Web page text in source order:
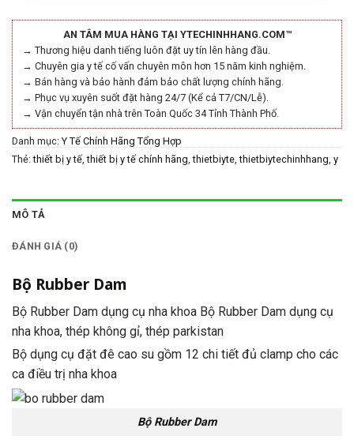
AN TÂM MUA HÀNG TẠI YTECHINHHANG.COM™
→ Thương hiệu danh tiếng luôn đặt uy tín lên hàng đầu.
→ Chuyên gia y tế cố vấn chuyên môn hơn 15 năm kinh nghiệm.
→ Bán hàng và bảo hành đảm bảo chất lượng chính hãng.
→ Phục vụ xuyên suốt đặt hàng 24/7 (Kể cả T7/CN/Lễ).
→ Vận chuyển tận nhà trên Toàn Quốc 34 Tỉnh Thành Phố.
Danh mục: Y Tế Chính Hãng Tổng Hợp
Thẻ:thiết bị y tế,thiết bị y tế chính hãng,thietbiyte,thietbiytechinhhang, y
MÔ TẢ
ĐÁNH GIÁ (0)
Bộ Rubber Dam
Bộ Rubber Dam dụng cụ nha khoa Bộ Rubber Dam dụng cụ
nha khoa, thép không gỉ, thép parkistan
Bộ dụng cụ đặt đê cao su gồm 12 chi tiết đủ clamp cho các
ca điều trị nha khoa
Bộ Rubber Dam